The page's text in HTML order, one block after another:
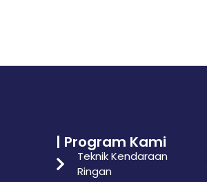
| Program Kami
Teknik Kendaraan
Ringan